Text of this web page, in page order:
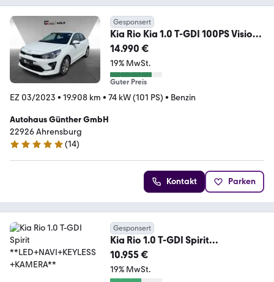
Gesponsert
Kia Rio Kia 1.0 T-GDI 100PS Vision
Sitz u. Lenkradhe
14.990 €
19% MwSt.
Guter Preis
EZ 03/2023 • 19.908 km • 74 kW (101 PS) • Benzin
Autohaus Günther GmbH
22926 Ahrensburg
5 Sterne
(14)
Kontakt Parken
Gesponsert
Kia Rio 1.0 T-GDI Spirit
**LED+NAVI+KEYLESS+KAMERA**
10.955 €
19% MwSt.